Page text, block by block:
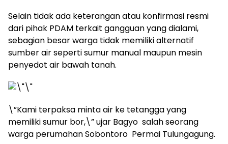
Selain tidak ada keterangan atau konfirmasi resmi
dari pihak PDAM terkait gangguan yang dialami,
sebagian besar warga tidak memiliki alternatif
sumber air seperti sumur manual maupun mesin
penyedot air bawah tanah.
\”Kami terpaksa minta air ke tetangga yang
memiliki sumur bor,\” ujar Bagyo salah seorang
warga perumahan Sobontoro Permai Tulungagung.